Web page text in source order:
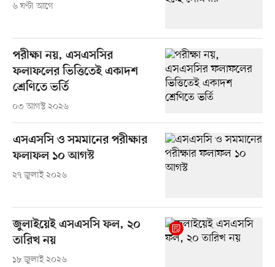
৬ ঘণ্টা আগে
পরীক্ষা নয়, এসএসসির
ফলাফলের ভিত্তিতেই একাদশ
শ্রেণিতে ভর্তি
০৩ আগস্ট ২০২৬
এসএসসি ও সমমানের পরীক্ষার
ফলাফল ১০ আগস্ট
২৭ জুলাই ২০২৬
জুলাইয়েই এসএসসি ফল, ২০
তারিখ নয়
১৮ জুলাই ২০২৬